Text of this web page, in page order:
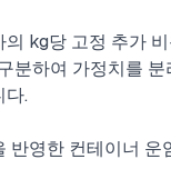
의 kg당 고정 추가
분하여 가정치를
다.
반영한 컨테이너 운